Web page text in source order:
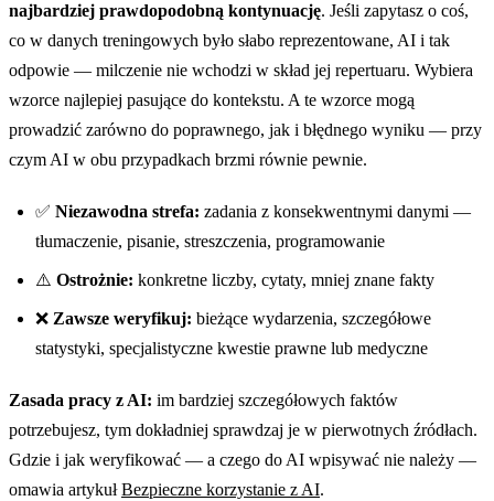
najbardziej prawdopodobną kontynuację. Jeśli zapytasz o coś,
co w danych treningowych było słabo reprezentowane, AI i tak
odpowie — milczenie nie wchodzi w skład jej repertuaru. Wybiera
wzorce najlepiej pasujące do kontekstu. A te wzorce mogą
prowadzić zarówno do poprawnego, jak i błędnego wyniku — przy
czym AI w obu przypadkach brzmi równie pewnie.
✅ Niezawodna strefa: zadania z konsekwentnymi danymi —
tłumaczenie, pisanie, streszczenia, programowanie
⚠️ Ostrożnie: konkretne liczby, cytaty, mniej znane fakty
❌ Zawsze weryfikuj: bieżące wydarzenia, szczegółowe
statystyki, specjalistyczne kwestie prawne lub medyczne
Zasada pracy z AI: im bardziej szczegółowych faktów
potrzebujesz, tym dokładniej sprawdzaj je w pierwotnych źródłach.
Gdzie i jak weryfikować — a czego do AI wpisywać nie należy —
omawia artykułBezpieczne korzystanie z AI.